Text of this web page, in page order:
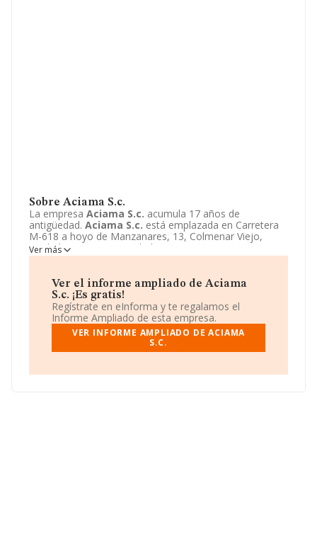
Sobre Aciama S.c.
La empresa Aciama S.c. acumula 17 años de
antigüedad. Aciama S.c. está emplazada en Carretera
M-618 a hoyo de Manzanares, 13, Colmenar Viejo,
Madrid. Centra su actividad CNAE como 7120 - Ensayos
y análisis técnicos. La empresaAciama S.c.es
Ver más
Ver el informe ampliado de Aciama
S.c. ¡Es gratis!
Regístrate en eInforma y te regalamos el
Informe Ampliado de esta empresa.
VER INFORME AMPLIADO DE ACIAMA
S.C.